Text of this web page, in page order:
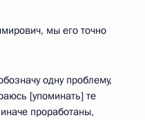
мы его точно
одну проблему,
[упоминать] те
проработаны,